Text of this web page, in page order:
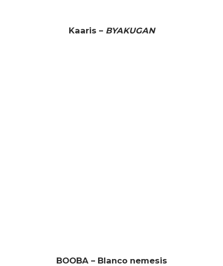
Kaaris – BYAKUGAN
BOOBA – Blanco nemesis